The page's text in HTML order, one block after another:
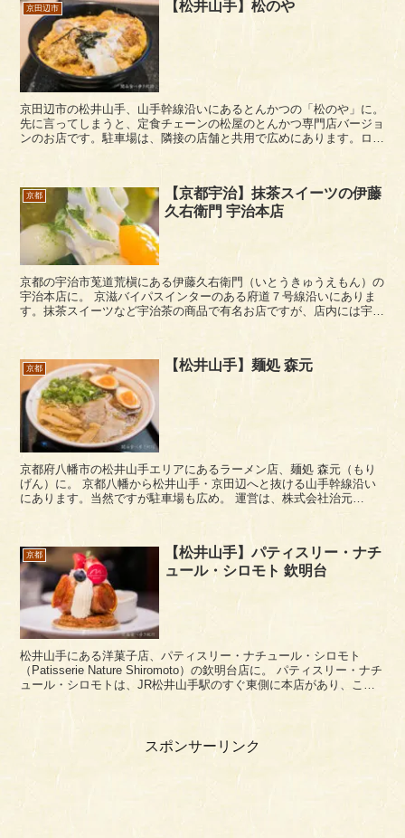
京田辺市 【松井山手】松のや
京田辺市の松井山手、山手幹線沿いにあるとんかつの「松のや」に。
先に言ってしまうと、定食チェーンの松屋のとんかつ専門店バージョ
ンのお店です。駐車場は、隣接の店舗と共用で広めにあります。ロー
京都
【京都宇治】抹茶スイーツの伊藤
久右衛門 宇治本店
京都の宇治市莵道荒槇にある伊藤久右衛門（いとうきゅうえもん）の
宇治本店に。 京滋バイパスインターのある府道７号線沿いにありま
す。抹茶スイーツなど宇治茶の商品で有名お店ですが、店内には宇治
京都 【松井山手】麺処 森元
京都府八幡市の松井山手エリアにあるラーメン店、麺処 森元（もり
げん）に。 京都八幡から松井山手・京田辺へと抜ける山手幹線沿い
にあります。当然ですが駐車場も広め。 運営は、株式会社治元
京都
【松井山手】パティスリー・ナチ
ュール・シロモト 欽明台
松井山手にある洋菓子店、パティスリー・ナチュール・シロモト
（Patisserie Nature Shiromoto）の欽明台店に。 パティスリー・ナチ
ュール・シロモトは、JR松井山手駅のすぐ東側に本店があり、この
スポンサーリンク